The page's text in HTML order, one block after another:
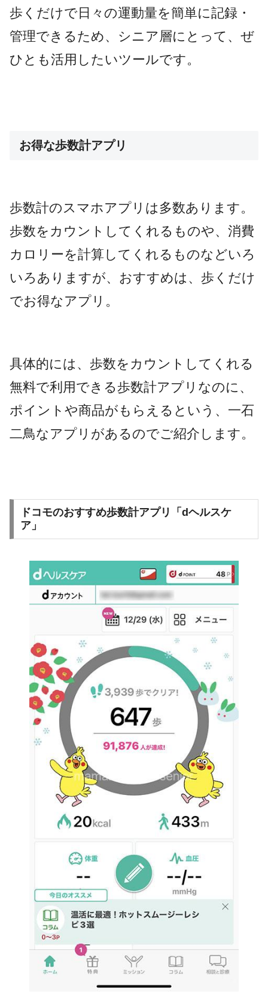
歩くだけで日々の運動量を簡単に記録・
管理できるため、シニア層にとって、ぜ
ひとも活用したいツールです。
お得な歩数計アプリ
歩数計のスマホアプリは多数あります。
歩数をカウントしてくれるものや、消費
カロリーを計算してくれるものなどいろ
いろありますが、おすすめは、歩くだけ
でお得なアプリ。
具体的には、歩数をカウントしてくれる
無料で利用できる歩数計アプリなのに、
ポイントや商品がもらえるという、一石
二鳥なアプリがあるのでご紹介します。
ドコモのおすすめ歩数計アプリ「dヘルスケ
ア」